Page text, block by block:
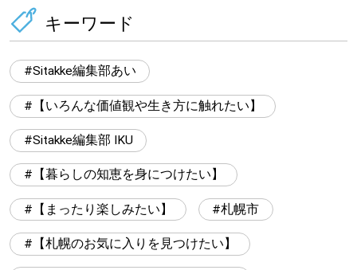
キーワード
Sitakke編集部あい
【いろんな価値観や生き方に触れたい】
Sitakke編集部 IKU
【暮らしの知恵を身につけたい】
【まったり楽しみたい】 札幌市
【札幌のお気に入りを見つけたい】